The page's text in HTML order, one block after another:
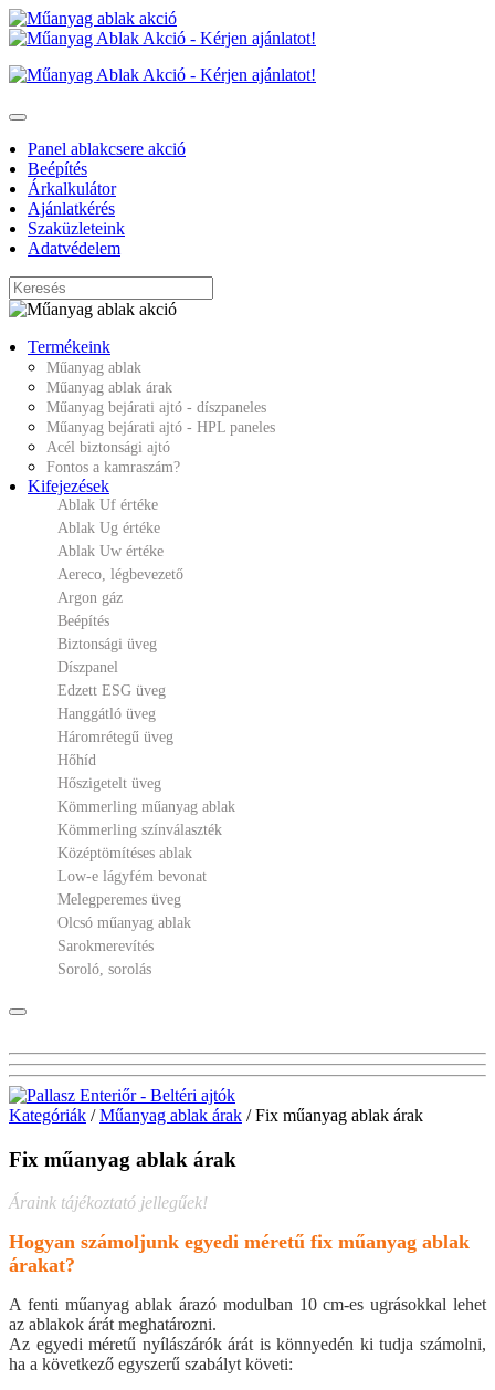
Panel ablakcsere akció
Beépítés
Árkalkulátor
Ajánlatkérés
Szaküzleteink
Adatvédelem
Termékeink
Műanyag ablak
Műanyag ablak árak
Műanyag bejárati ajtó - díszpaneles
Műanyag bejárati ajtó - HPL paneles
Acél biztonsági ajtó
Fontos a kamraszám?
Kifejezések
Ablak Uf értéke
Ablak Ug értéke
Ablak Uw értéke
Aereco, légbevezető
Argon gáz
Beépítés
Biztonsági üveg
Díszpanel
Edzett ESG üveg
Hanggátló üveg
Háromrétegű üveg
Hőhíd
Hőszigetelt üveg
Kömmerling műanyag ablak
Kömmerling színválaszték
Középtömítéses ablak
Low-e lágyfém bevonat
Melegperemes üveg
Olcsó műanyag ablak
Sarokmerevítés
Soroló, sorolás
Kategóriák /Műanyag ablak árak / Fix műanyag ablak árak
Fix műanyag ablak árak
Áraink tájékoztató jellegűek!
Hogyan számoljunk egyedi méretű fix műanyag ablak
árakat?
A fenti műanyag ablak árazó modulban 10 cm-es ugrásokkal lehet
az ablakok árát meghatározni.
Az egyedi méretű nyílászárók árát is könnyedén ki tudja számolni,
ha a következő egyszerű szabályt követi: